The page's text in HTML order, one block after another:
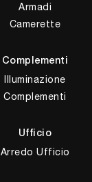
Armadi
Camerette
Complementi
Illuminazione
Complementi
Ufficio
Arredo Ufficio